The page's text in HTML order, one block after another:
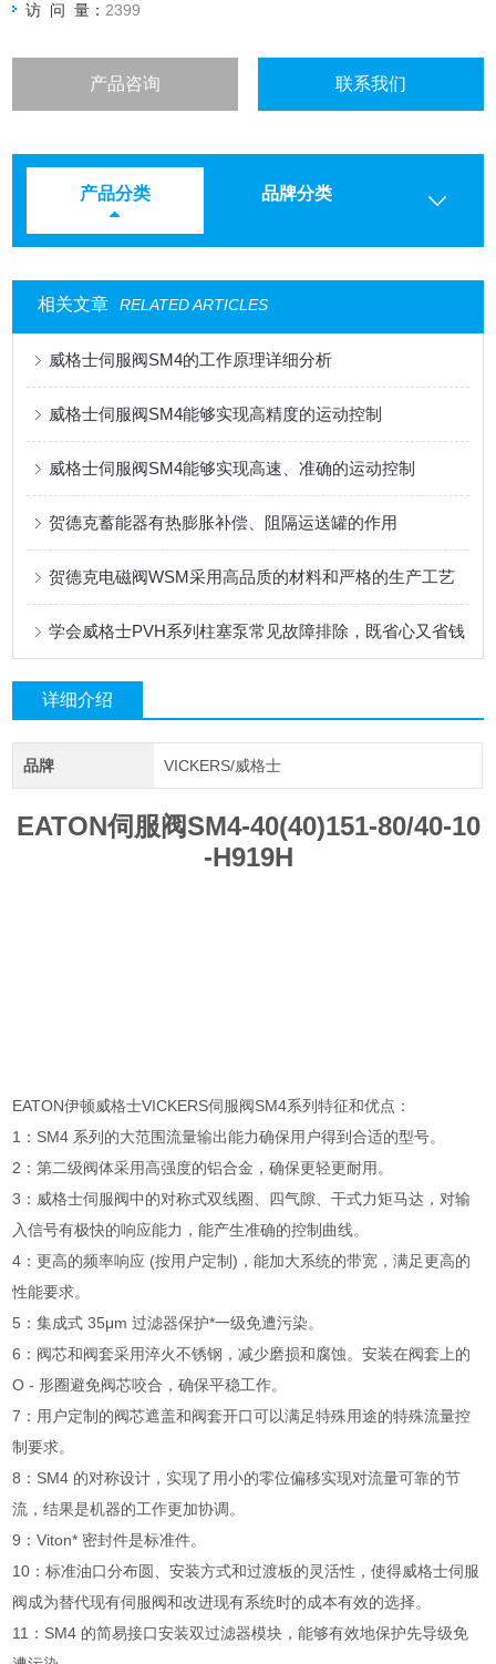
访 问 量： 2399
产品咨询 联系我们
产品分类 品牌分类
相关文章 RELATED ARTICLES
威格士伺服阀SM4的工作原理详细分析
威格士伺服阀SM4能够实现高精度的运动控制
威格士伺服阀SM4能够实现高速、准确的运动控制
贺德克蓄能器有热膨胀补偿、阻隔运送罐的作用
贺德克电磁阀WSM采用高品质的材料和严格的生产工艺
学会威格士PVH系列柱塞泵常见故障排除，既省心又省钱
详细介绍
品牌 VICKERS/威格士
EATON伺服阀SM4-40(40)151-80/40-10
-H919H
EATON伊顿威格士VICKERS伺服阀SM4系列特征和优点：
1：SM4 系列的大范围流量输出能力确保用户得到合适的型号。
2：第二级阀体采用高强度的铝合金，确保更轻更耐用。
3：威格士伺服阀中的对称式双线圈、四气隙、干式力矩马达，对输
入信号有极快的响应能力，能产生准确的控制曲线。
4：更高的频率响应 (按用户定制)，能加大系统的带宽，满足更高的
性能要求。
5：集成式 35μm 过滤器保护*一级免遭污染。
6：阀芯和阀套采用淬火不锈钢，减少磨损和腐蚀。安装在阀套上的
O - 形圈避免阀芯咬合，确保平稳工作。
7：用户定制的阀芯遮盖和阀套开口可以满足特殊用途的特殊流量控
制要求。
8：SM4 的对称设计，实现了用小的零位偏移实现对流量可靠的节
流，结果是机器的工作更加协调。
9：Viton* 密封件是标准件。
10：标准油口分布圆、安装方式和过渡板的灵活性，使得威格士伺服
阀成为替代现有伺服阀和改进现有系统时的成本有效的选择。
11：SM4 的简易接口安装双过滤器模块，能够有效地保护先导级免